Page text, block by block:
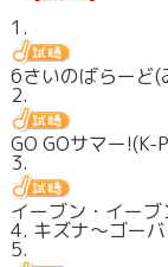
1.
6さいのばらーど(
2.
GO GOサマー!(K-
3.
イーブン・イー
4. キズナ～ゴー
5.